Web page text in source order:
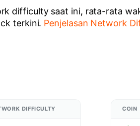
difficulty saat ini, rata-rata
terkini. Penjelasan Network
DIFFICULTY COIN